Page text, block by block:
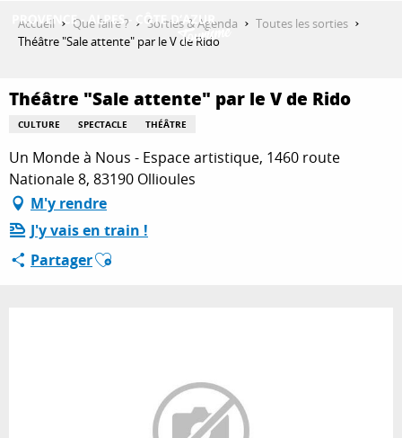
QUE FAIRE ?
SÉJOURNER
Accueil Que faire ? Sorties & Agenda
Toutes les sorties
Théâtre "Sale attente" par le V de Rido
Théâtre "Sale attente" par le V de Rido
CULTURE SPECTACLE THÉÂTRE
Un Monde à Nous - Espace artistique, 1460 route
Nationale 8, 83190 Ollioules
M'y rendre
J'y vais en train !
PartagerAjouter aux favoris